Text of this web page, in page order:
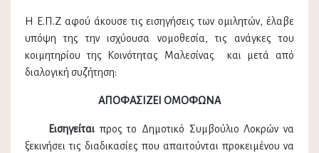
Η E.Π.Ζ αφού άκουσε τις εισηγήσεις των ομιλητών, έλαβε
υπόψη της την ισχύουσα νομοθεσία, τις ανάγκες του
κοιμητηρίου της Κοινότητας Μαλεσίνας και μετά από
διαλογική συζήτηση:
ΑΠΟΦΑΣΙΖΕΙ ΟΜΟΦΩΝΑ
Εισηγείται προς το Δημοτικό Συμβούλιο Λοκρών να
ξεκινήσει τις διαδικασίες που απαιτούνται προκειμένου να